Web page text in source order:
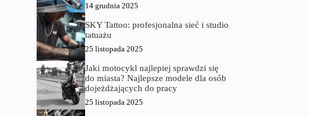
14 grudnia 2025
SKY Tattoo: profesjonalna sieć i studio
tatuażu
25 listopada 2025
Jaki motocykl najlepiej sprawdzi się
do miasta? Najlepsze modele dla osób
dojeżdżających do pracy
25 listopada 2025